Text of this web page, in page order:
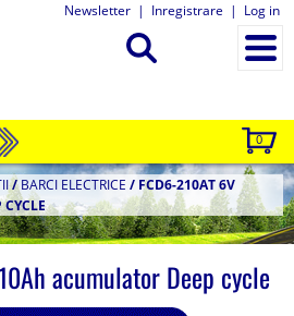
Newsletter | Inregistrare | Log in
0
/BARCI ELECTRICE / FCD6-210AT 6V
acumulator Deep cycle